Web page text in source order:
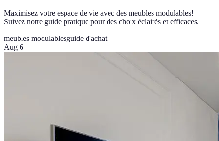
Maximisez votre espace de vie avec des meubles modulables!
Suivez notre guide pratique pour des choix éclairés et efficaces.
meubles modulablesguide d'achat
Aug 6